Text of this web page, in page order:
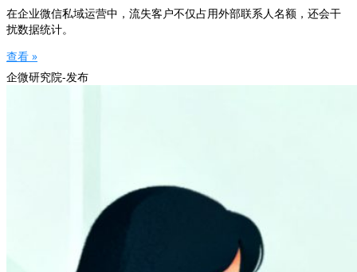
在企业微信私域运营中，流失客户不仅占用外部联系人名额，还会干
扰数据统计。
查看 »
企微研究院-发布